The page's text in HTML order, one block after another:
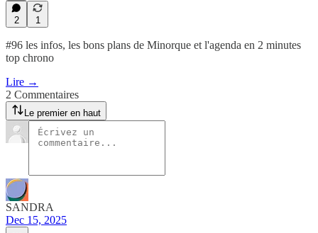
2 1
#96 les infos, les bons plans de Minorque et l'agenda en 2 minutes
top chrono
Lire →
2 Commentaires
Le premier en haut
SANDRA
Dec 15, 2025